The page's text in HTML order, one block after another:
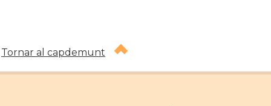
Tornar al capdemunt